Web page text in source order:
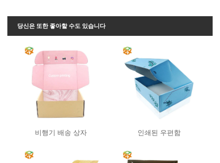
당신은 또한 좋아할 수도 있습니다
비행기 배송 상자 인쇄된 우편함